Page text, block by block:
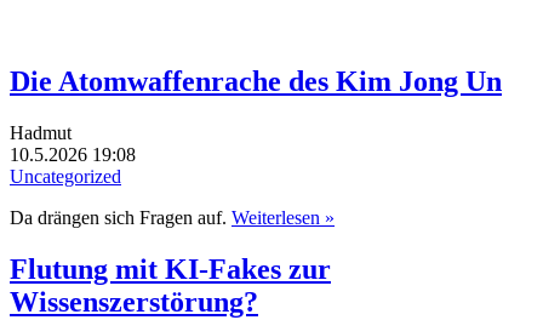
Die Atomwaffenrache des Kim Jong Un
Hadmut
10.5.2026 19:08
Uncategorized
Da drängen sich Fragen auf. Weiterlesen »
Flutung mit KI-Fakes zur
Wissenszerstörung?